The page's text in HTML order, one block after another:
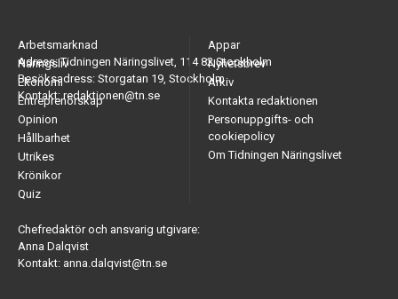
Adress: Tidningen Näringslivet, 114 82 Stockholm
Besöksadress: Storgatan 19, Stockholm
Kontakt: redaktionen@tn.se
Arbetsmarknad
Näringsliv
Ekonomi
Entreprenörskap
Opinion
Hållbarhet
Utrikes
Krönikor
Quiz
Appar
Nyhetsbrev
Arkiv
Kontakta redaktionen
Personuppgifts- och
cookiepolicy
Om Tidningen Näringslivet
Chefredaktör och ansvarig utgivare:
Anna Dalqvist
Kontakt: anna.dalqvist@tn.se